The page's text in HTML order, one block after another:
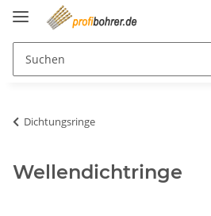
Dichtungsringe
Wellendichtringe